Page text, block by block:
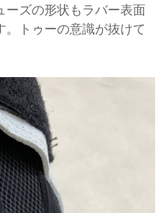
ーズの形状もラバー表面
。トゥーの意識が抜けて